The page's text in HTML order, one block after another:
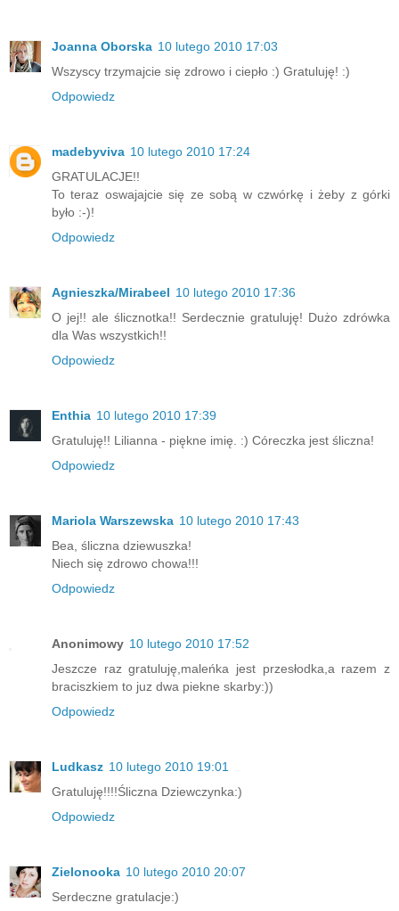
Joanna Oborska 10 lutego 2010 17:03
Wszyscy trzymajcie się zdrowo i ciepło :) Gratuluję! :)
Odpowiedz
madebyviva 10 lutego 2010 17:24
GRATULACJE!!
To teraz oswajajcie się ze sobą w czwórkę i żeby z górki
było :-)!
Odpowiedz
Agnieszka/Mirabeel 10 lutego 2010 17:36
O jej!! ale ślicznotka!! Serdecznie gratuluję! Dużo zdrówka
dla Was wszystkich!!
Odpowiedz
Enthia 10 lutego 2010 17:39
Gratuluję!! Lilianna - piękne imię. :) Córeczka jest śliczna!
Odpowiedz
Mariola Warszewska 10 lutego 2010 17:43
Bea, śliczna dziewuszka!
Niech się zdrowo chowa!!!
Odpowiedz
Anonimowy 10 lutego 2010 17:52
Jeszcze raz gratuluję,maleńka jest przesłodka,a razem z
braciszkiem to juz dwa piekne skarby:))
Odpowiedz
Ludkasz 10 lutego 2010 19:01
Gratuluję!!!!Śliczna Dziewczynka:)
Odpowiedz
Zielonooka 10 lutego 2010 20:07
Serdeczne gratulacje:)